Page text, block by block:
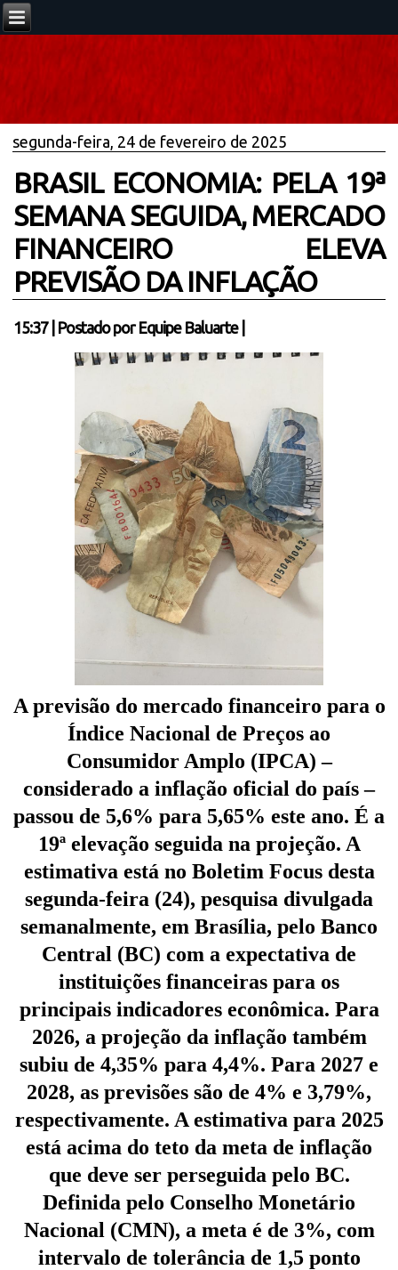
segunda-feira, 24 de fevereiro de 2025
BRASIL ECONOMIA: PELA 19ª
SEMANA SEGUIDA, MERCADO
FINANCEIRO ELEVA
PREVISÃO DA INFLAÇÃO
15:37| Postado por Equipe Baluarte
A previsão do mercado financeiro para o
Índice Nacional de Preços ao
Consumidor Amplo (IPCA) –
considerado a inflação oficial do país –
passou de 5,6% para 5,65% este ano. É a
19ª elevação seguida na projeção. A
estimativa está no Boletim Focus desta
segunda-feira (24), pesquisa divulgada
semanalmente, em Brasília, pelo Banco
Central (BC) com a expectativa de
instituições financeiras para os
principais indicadores econômica. Para
2026, a projeção da inflação também
subiu de 4,35% para 4,4%. Para 2027 e
2028, as previsões são de 4% e 3,79%,
respectivamente. A estimativa para 2025
está acima do teto da meta de inflação
que deve ser perseguida pelo BC.
Definida pelo Conselho Monetário
Nacional (CMN), a meta é de 3%, com
intervalo de tolerância de 1,5 ponto